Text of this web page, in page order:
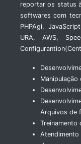
reportar os status
softwares com
PHPAgi,
URA, AWS,
Manipulação
Arquivos de
Treinamento
Atendimento